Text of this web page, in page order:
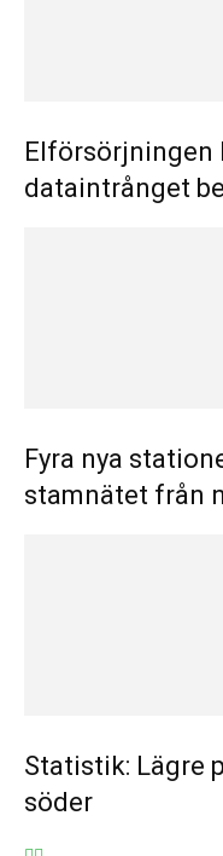
Elförsörjningen
dataintrånget
Fyra nya
stamnätet från
Statistik: Lägre
söder